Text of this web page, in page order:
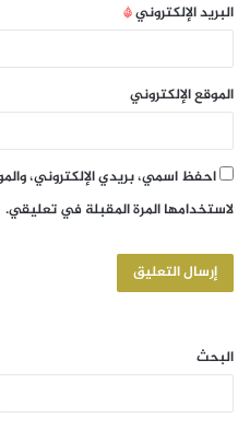
البريد الإلكتروني*
الموقع الإلكتروني
احفظ اسمي، بريدي الإلكتروني،
لاستخدامها المرة المقبلة في تعليقي.
البحث